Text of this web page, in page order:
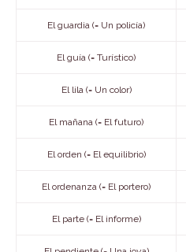
El guardia (= Un policía)
El guía (= Turístico)
El lila (= Un color)
El mañana (= El futuro)
El orden (= El equilibrio)
El ordenanza (= El portero)
El parte (= El informe)